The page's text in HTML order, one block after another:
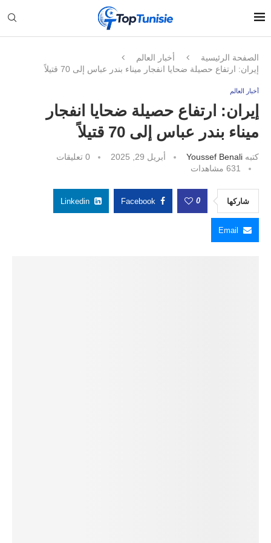
الصفحة الرئيسية
أخبار العالم
إيران: ارتفاع حصيلة ضحايا انفجار ميناء بندر عباس إلى 70 قتيلاً
أخبار العالم
إيران: ارتفاع حصيلة ضحايا انفجار
ميناء بندر عباس إلى 70 قتيلاً
كتبه Youssef Benali أبريل 29, 2025
0 تعليقات
631 مشاهدات
شاركها 0
Facebook
Linkedin
Email